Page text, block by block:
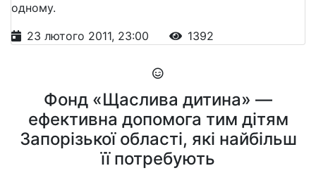
одному.
23 лютого 2011, 23:00
1392
Фонд «Щаслива дитина» —
ефективна допомога тим дітям
Запорізької області, які найбільш
її потребують